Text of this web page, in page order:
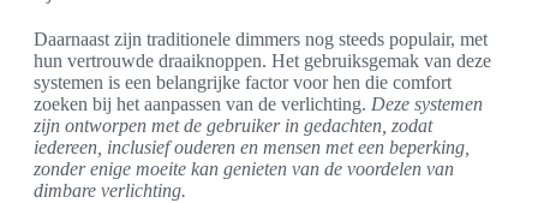
Daarnaast zijn traditionele dimmers nog steeds populair, met
hun vertrouwde draaiknoppen. Het gebruiksgemak van deze
systemen is een belangrijke factor voor hen die comfort
zoeken bij het aanpassen van de verlichting. Deze systemen
zijn ontworpen met de gebruiker in gedachten, zodat
iedereen, inclusief ouderen en mensen met een beperking,
zonder enige moeite kan genieten van de voordelen van
dimbare verlichting.